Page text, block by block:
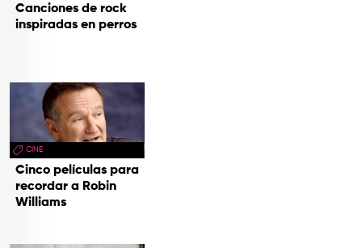
Canciones de rock
inspiradas en perros
CINE
Cinco películas para
recordar a Robin
Williams